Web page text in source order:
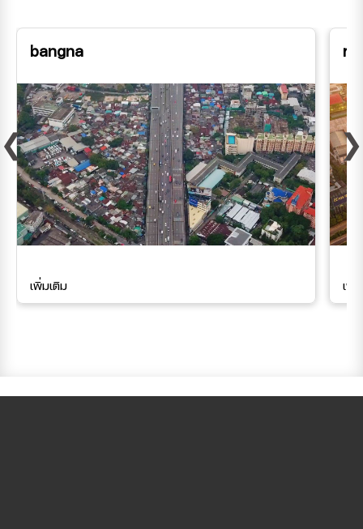
bangna
เพิ่มเติม เพิ่
❮ ❯